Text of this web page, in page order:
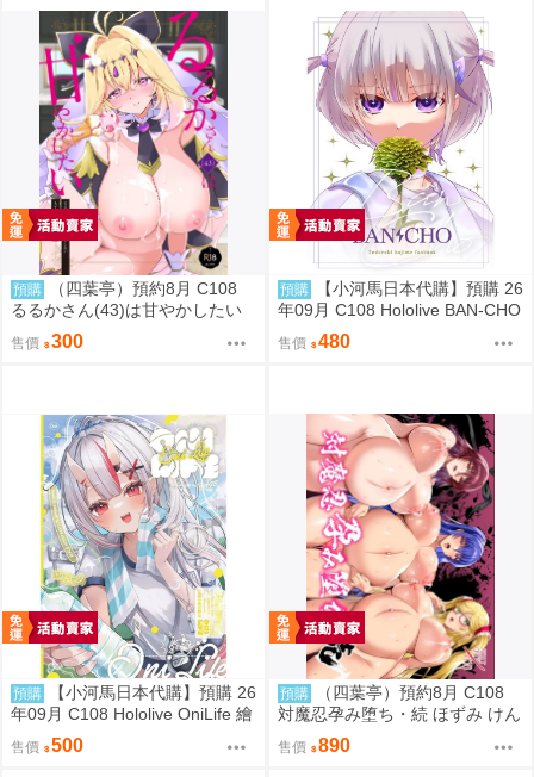
預購
（四葉亭）預約8月 C108
るるかさん(43)は甘やかしたい
もずや紫
售價 300
預購
【小河馬日本代購】預購 26
年09月 C108 Hololive BAN-CHO
繪師:めりる こまひと
售價 480
預購
【小河馬日本代購】預購 26
年09月 C108 Hololive OniLife 繪
師:HAGE
售價 500
預購
（四葉亭）預約8月 C108
対魔忍孕み堕ち・続 ほずみ けん
售價 890